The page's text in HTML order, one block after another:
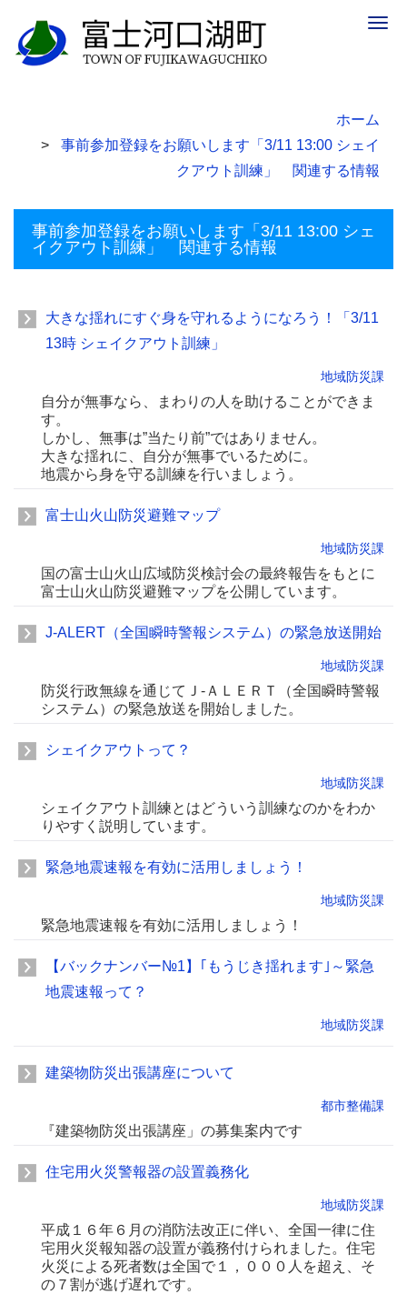
ホーム
事前参加登録をお願いします「3/11 13:00 シェイ
クアウト訓練」 関連する情報
事前参加登録をお願いします「3/11 13:00 シェ
イクアウト訓練」 関連する情報
大きな揺れにすぐ身を守れるようになろう！「3/11
13時 シェイクアウト訓練」
地域防災課
自分が無事なら、まわりの人を助けることができま
す。
しかし、無事は”当たり前”ではありません。
大きな揺れに、自分が無事でいるために。
地震から身を守る訓練を行いましょう。
富士山火山防災避難マップ
地域防災課
国の富士山火山広域防災検討会の最終報告をもとに
富士山火山防災避難マップを公開しています。
J-ALERT（全国瞬時警報システム）の緊急放送開始
地域防災課
防災行政無線を通じてＪ-ＡＬＥＲＴ（全国瞬時警報
システム）の緊急放送を開始しました。
シェイクアウトって？
地域防災課
シェイクアウト訓練とはどういう訓練なのかをわか
りやすく説明しています。
緊急地震速報を有効に活用しましょう！
地域防災課
緊急地震速報を有効に活用しましょう！
【バックナンバー№1】｢もうじき揺れます｣～緊急
地震速報って？
地域防災課
建築物防災出張講座について
都市整備課
『建築物防災出張講座」の募集案内です
住宅用火災警報器の設置義務化
地域防災課
平成１６年６月の消防法改正に伴い、全国一律に住
宅用火災報知器の設置が義務付けられました。住宅
火災による死者数は全国で１，０００人を超え、そ
の７割が逃げ遅れです。